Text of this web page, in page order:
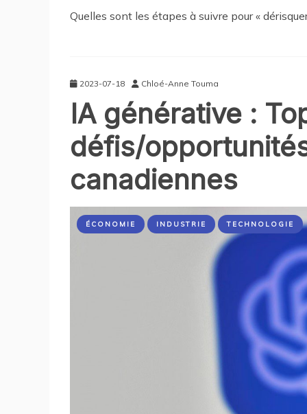
Quelles sont les étapes à suivre pour «
2023-07-18 Chloé-Anne Touma
IA générative :
défis/
canadiennes
ÉCONOMIE INDUSTRIE TECHNOLOGIE